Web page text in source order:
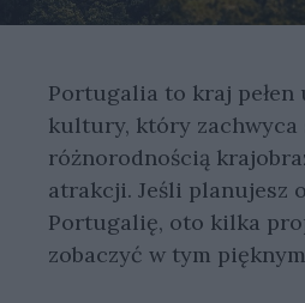
Portugalia to kraj
kultury, który zachwyca
różnorodnością
atrakcji. Jeśli planujesz
Portugalię, oto kilka
zobaczyć w tym